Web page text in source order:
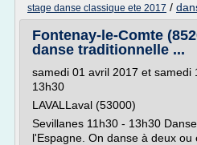
stage danse classique ete 2017 /
Fontenay-le-Comte
danse traditionnelle ...
samedi 01 avril 2017 et samedi
13h30
LAVALLaval (53000)
Sevillanes 11h30 - 13h30
l'Espagne. On danse à deux ou